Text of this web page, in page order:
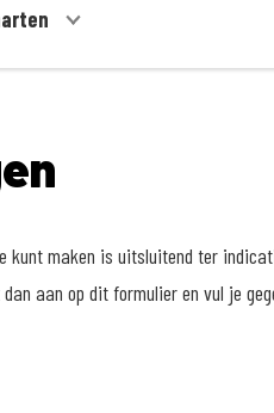
kunt maken is uitsluitend ter
aan op dit formulier en vul je